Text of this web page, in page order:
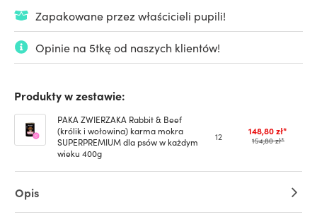
Zapakowane przez właścicieli pupili!
Opinie na 5tkę od naszych klientów!
Produkty w zestawie:
PAKA ZWIERZAKA Rabbit & Beef
(królik i wołowina) karma mokra
SUPERPREMIUM dla psów w każdym
wieku 400g
12 148,80 zł*
154,80 zł*
Opis